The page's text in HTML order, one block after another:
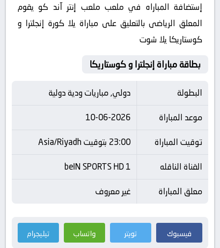
إستضافة المباراه في ملعب ملعب إنتر آند كو يقوم
المعلق الرياضى بالتعليق على مباراة يلا كورة إنجلترا و
كوستاريكا يلا شوت
بطاقة مباراة إنجلترا و كوستاريكا
البطولة
دولي, مباريات ودية دولية
موعد المباراة
10-06-2026
توقيت المباراة
23:00 بتوقيت Asia/Riyadh
القناة الناقله
beIN SPORTS HD 1
معلق المباراة
غير معروف
فيسبوك تويتر واتساب تيليجرام